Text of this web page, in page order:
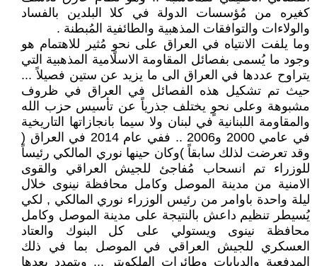
كغيره من مُؤسسات الدولة في كلا البلدين بالفساد
والولاءات والتوافقات المذهبية والطائفية المُبطنة .
وما يلفت الانتياه في العراق على نحوٍ مُثير للاهتمام هو
وجود ما يُسمى بفصائل المقاومة الاسلامية المذهبية التي
يتراوح عددها في العراق الى ما يزيد عن ستين فصيلاً ...
حيث تم تشكيل هذه الفصائل في العراق في ظروف
مشبوهة وعلى نحوٍ يختلف جذرياً عن تأسيس حزب الله
والمقاومة اللبنانية في لبنان ولا سيما بانجازاتها التاريخية
في عامي 2000 و2006 .. ففي عام 2014 في العراق (
وقد تعرضت لذلك سابقاً )وكان حينها نوري المالكي رئيساً
للوزراء تم انسحاب مُفاجئ للجيش العراقي والقوى
الامنية من مدينة الموصل وكامل محافظة نينوى خلال
ليلة واحدة باوامر من رئيس الوزراء نوري المالكي , لكي
يُسيطر تنظيم داعش بالنتيجة على مدينة الموصل وكامل
محافظة نينوى ويستولي على كل البنوك والعتاد
العسكري للجيش العراقي في الموصل بما في ذلك
المدفعية والدبابات وطائرات الهلكوبتر ... ويتمدد بعدها